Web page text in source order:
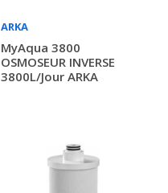
ARKA
MyAqua 3800
OSMOSEUR INVERSE
3800L/jour ARKA